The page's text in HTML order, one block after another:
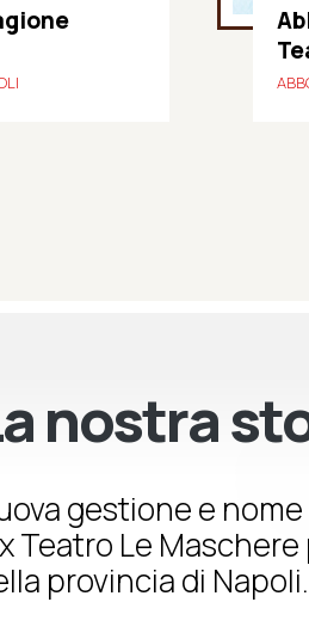
nostra
gestione e
Teatro Le
provincia di Napoli.